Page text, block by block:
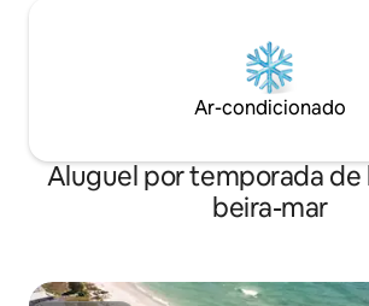
Ar-condicionado
Aluguel por temporada de
beira-mar